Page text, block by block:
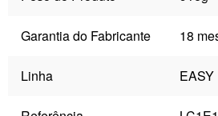
Garantia do Fabricante 18
Linha EASY